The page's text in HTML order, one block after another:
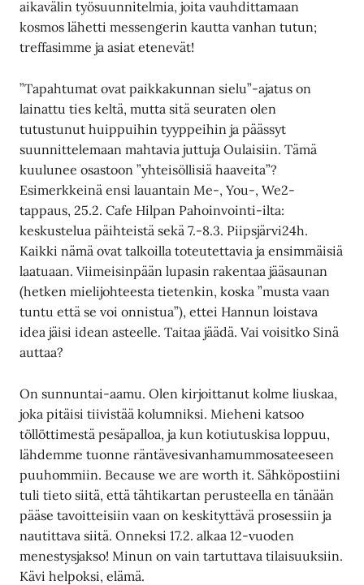
aikavälin työsuunnitelmia, joita vauhdittamaan
kosmos lähetti messengerin kautta vanhan tutun;
treffasimme ja asiat etenevät!
”Tapahtumat ovat paikkakunnan sielu”-ajatus on
lainattu ties keltä, mutta sitä seuraten olen
tutustunut huippuihin tyyppeihin ja päässyt
suunnittelemaan mahtavia juttuja Oulaisiin. Tämä
kuulunee osastoon ”yhteisöllisiä haaveita”?
Esimerkkeinä ensi lauantain Me-, You-, We2-
tappaus, 25.2. Cafe Hilpan Pahoinvointi-ilta:
keskustelua päihteistä sekä 7.-8.3. Piipsjärvi24h.
Kaikki nämä ovat talkoilla toteutettavia ja ensimmäisiä
laatuaan. Viimeisinpään lupasin rakentaa jääsaunan
(hetken mielijohteesta tietenkin, koska ”musta vaan
tuntu että se voi onnistua”), ettei Hannun loistava
idea jäisi idean asteelle. Taitaa jäädä. Vai voisitko Sinä
auttaa?
On sunnuntai-aamu. Olen kirjoittanut kolme liuskaa,
joka pitäisi tiivistää kolumniksi. Mieheni katsoo
töllöttimestä pesäpalloa, ja kun kotiutuskisa loppuu,
lähdemme tuonne räntävesivanhamummosateeseen
puuhommiin. Because we are worth it. Sähköpostiini
tuli tieto siitä, että tähtikartan perusteella en tänään
pääse tavoitteisiin vaan on keskityttävä prosessiin ja
nautittava siitä. Onneksi 17.2. alkaa 12-vuoden
menestysjakso! Minun on vain tartuttava tilaisuuksiin.
Kävi helpoksi, elämä.